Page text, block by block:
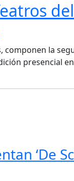
la
presencial
‘De